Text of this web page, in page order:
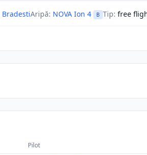
BradestiAripă: NOVA Ion 4 B Tip: free
Pilot